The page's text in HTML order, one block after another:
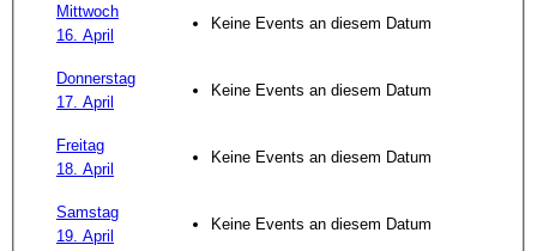
Mittwoch
16. April
Keine Events an diesem Datum
Donnerstag
17. April
Keine Events an diesem Datum
Freitag
18. April
Keine Events an diesem Datum
Samstag
19. April
Keine Events an diesem Datum